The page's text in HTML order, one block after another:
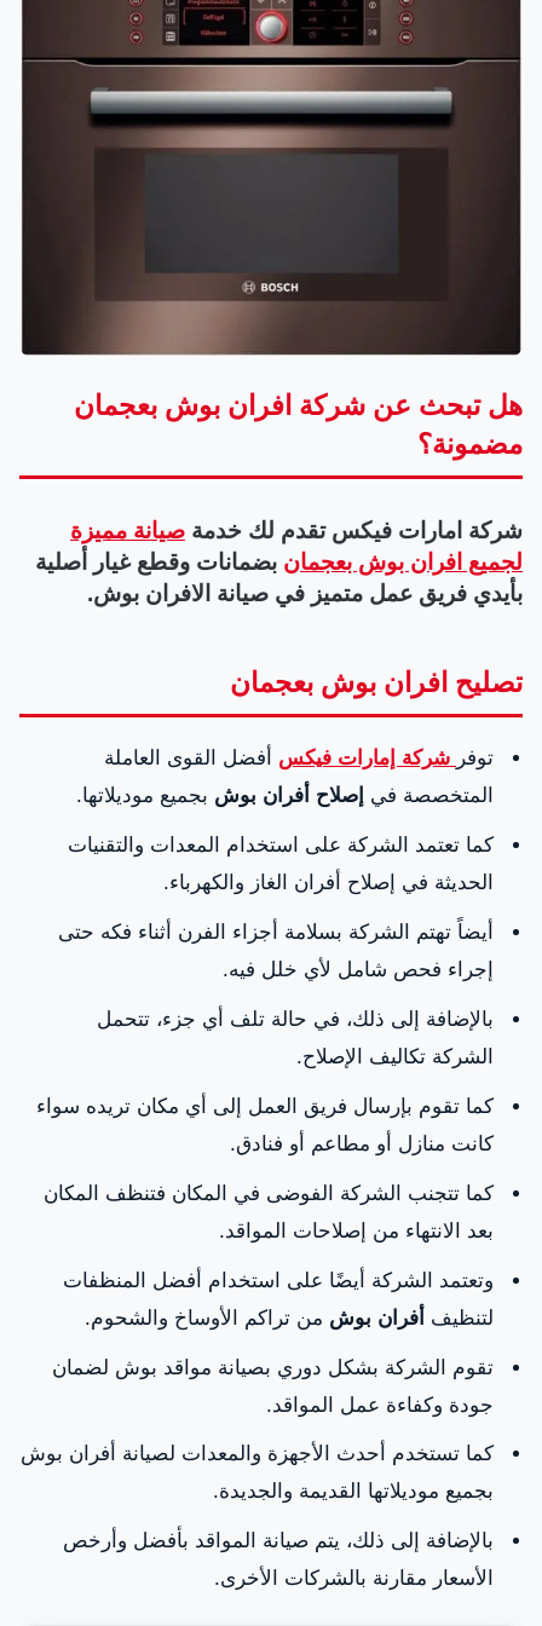
هل تبحث عن شركة افران بوش بعجمان
مضمونة؟
شركة امارات فيكس تقدم لك خدمة صيانة مميزة
لجميع افران بوش بعجمان بضمانات وقطع غيار أصلية
بأيدي فريق عمل متميز في صيانة الافران بوش.
تصليح افران بوش بعجمان
توفر شركة إمارات فيكس أفضل القوى العاملة
المتخصصة في
إصلاح أفران بوش بجميع موديلاتها.
كما تعتمد الشركة على استخدام المعدات والتقنيات
الحديثة في إصلاح أفران الغاز والكهرباء.
أيضاً تهتم الشركة بسلامة أجزاء الفرن أثناء فكه حتى
إجراء فحص شامل لأي خلل فيه.
بالإضافة إلى ذلك، في حالة تلف أي جزء، تتحمل
الشركة تكاليف الإصلاح.
كما تقوم بإرسال فريق العمل إلى أي مكان تريده سواء
كانت منازل أو مطاعم أو فنادق.
كما تتجنب الشركة الفوضى في المكان فتنظف المكان
بعد الانتهاء من إصلاحات المواقد.
وتعتمد الشركة أيضًا على استخدام أفضل المنظفات
لتنظيف أفران بوش من تراكم الأوساخ والشحوم.
تقوم الشركة بشكل دوري بصيانة مواقد بوش لضمان
جودة وكفاءة عمل المواقد.
كما تستخدم أحدث الأجهزة والمعدات لصيانة أفران بوش
بجميع موديلاتها القديمة والجديدة.
بالإضافة إلى ذلك، يتم صيانة المواقد بأفضل وأرخص
الأسعار مقارنة بالشركات الأخرى.